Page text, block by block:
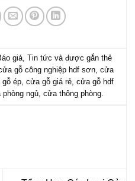
giá, Tin tức và được gắn thẻ
gỗ công nghiệp hdf sơn, cửa
ép, cửa gỗ giá rẻ, cửa gỗ hdf
phòng ngủ, cửa thông phòng.